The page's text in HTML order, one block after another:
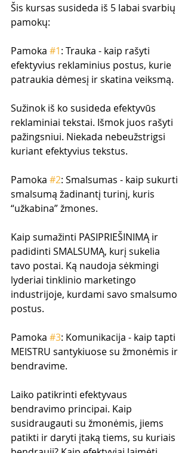
Šis kursas susideda iš 5 labai svarbių
pamokų:
Pamoka #1: Trauka - kaip rašyti
efektyvius reklaminius postus, kurie
patraukia dėmesį ir skatina veiksmą.
Sužinok iš ko susideda efektyvūs
reklaminiai tekstai. Išmok juos rašyti
pažingsniui. Niekada nebeužstrigsi
kuriant efektyvius tekstus.
Pamoka #2: Smalsumas - kaip sukurti
smalsumą žadinantį turinį, kuris
“užkabina” žmones.
Kaip sumažinti PASIPRIEŠINIMĄ ir
padidinti SMALSUMĄ, kurį sukelia
tavo postai. Ką naudoja sėkmingi
lyderiai tinklinio marketingo
industrijoje, kurdami savo smalsumo
postus.
Pamoka #3: Komunikacija - kaip tapti
MEISTRU santykiuose su žmonėmis ir
bendravime.
Laiko patikrinti efektyvaus
bendravimo principai. Kaip
susidraugauti su žmonėmis, jiems
patikti ir daryti įtaką tiems, su kuriais